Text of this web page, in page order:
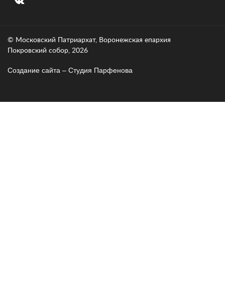
© Московский Патриархат, Воронежcкая епархия
Покровский собор, 2026
Создание сайта – Cтудия Парфенова